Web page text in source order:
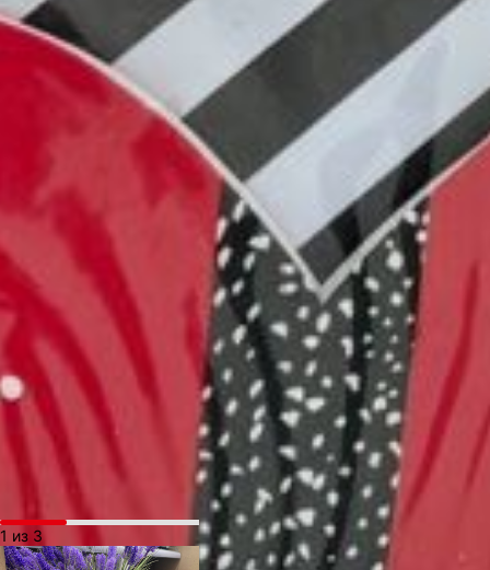
в виде больших открыток-
сердец, но можно найти
и варианты поменьше
в некоторых
канцелярских магазинах
или газетный киосках.
Хороша и классика —
до растений в горшочках.
А люди творческие могут
придумать что-нибудь
из искусственных цветов:
использовать их в
качестве украшения
открытки или подарочной
коробки. Есть
и соответствующие
наборы
для декорирования,
в которых уже собрано
всё необходимое.
1 из 3